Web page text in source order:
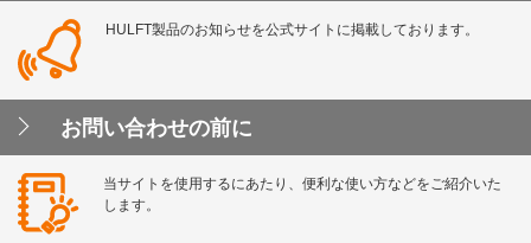
HULFT製品のお知らせを公式サイトに掲載しております。
お問い合わせの前に
当サイトを使用するにあたり、便利な使い方などをご紹介いた
します。